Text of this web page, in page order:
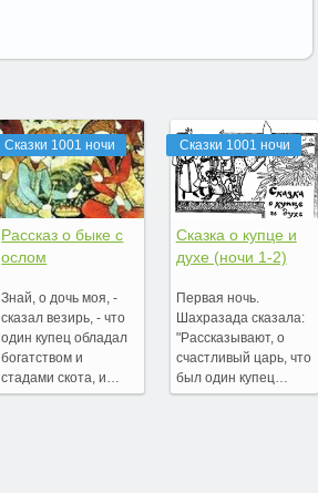
Сказки 1001 ночи
Рассказ о быке с
ослом
Знай, о дочь моя, -
сказал везирь, - что
один купец обладал
богатством и
стадами скота, и…
Сказки 1001 ночи
Сказка о купце и
духе (ночи 1-2)
Первая ночь.
Шахразада сказала:
"Рассказывают, о
счастливый царь, что
был один купец…